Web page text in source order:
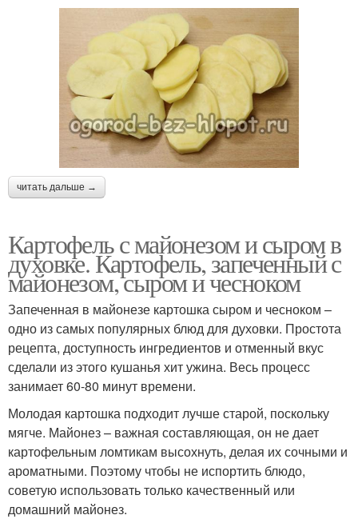
читать дальше →
Картофель с майонезом и сыром в
духовке. Картофель, запеченный с
майонезом, сыром и чесноком
Запеченная в майонезе картошка сыром и чесноком –
одно из самых популярных блюд для духовки. Простота
рецепта, доступность ингредиентов и отменный вкус
сделали из этого кушанья хит ужина. Весь процесс
занимает 60-80 минут времени.
Молодая картошка подходит лучше старой, поскольку
мягче. Майонез – важная составляющая, он не дает
картофельным ломтикам высохнуть, делая их сочными и
ароматными. Поэтому чтобы не испортить блюдо,
советую использовать только качественный или
домашний майонез.